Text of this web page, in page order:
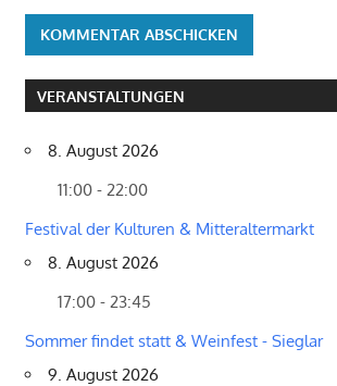
VERANSTALTUNGEN
8. August 2026
11:00 - 22:00
Festival der Kulturen & Mitteraltermarkt
8. August 2026
17:00 - 23:45
Sommer findet statt & Weinfest - Sieglar
9. August 2026